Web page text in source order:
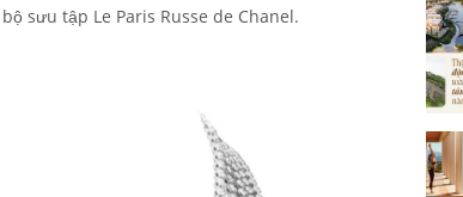
sưu tập Le Paris Russe de Chanel.